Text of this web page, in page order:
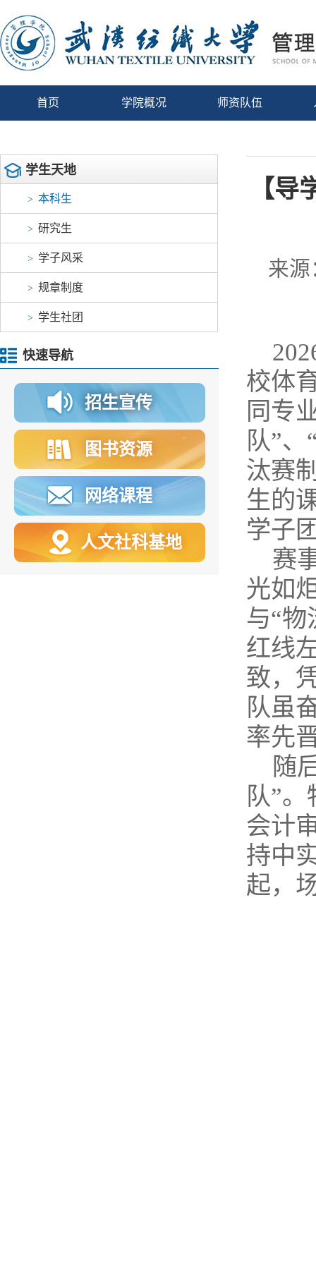
首页 学院概况 师资队伍
学生天地
> 本科生
> 研究生
> 学子风采
> 规章制度
> 学生社团
快速导航
招生宣传
图书资源
网络课程
人文社科基地
【
来
校体
同专
队”
汰赛
生的
学子
赛
光如
与“
红线
致，
队虽
率先
随
队”
会计
持中
起，